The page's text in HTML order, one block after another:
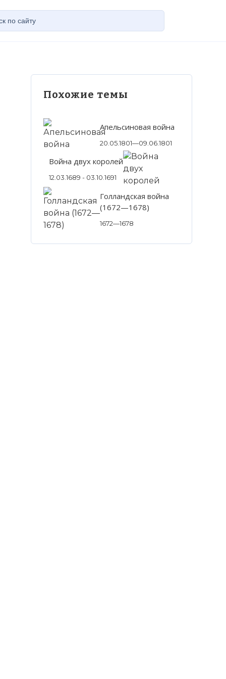
Похожие темы
Апельсиновая война
20.05.1801—09.06.1801
Война двух королей
12.03.1689 - 03.10.1691
Голландская война
(1672—1678)
1672—1678